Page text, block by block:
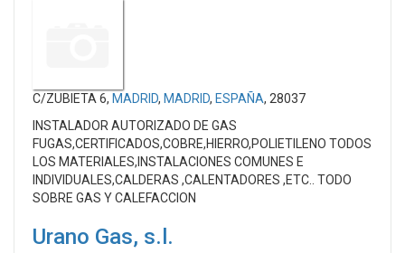
C/ZUBIETA 6, MADRID, MADRID, ESPAÑA, 28037
INSTALADOR AUTORIZADO DE GAS
FUGAS,CERTIFICADOS,COBRE,HIERRO,POLIETILENO TODOS
LOS MATERIALES,INSTALACIONES COMUNES E
INDIVIDUALES,CALDERAS ,CALENTADORES ,ETC.. TODO
SOBRE GAS Y CALEFACCION
Urano Gas, s.l.